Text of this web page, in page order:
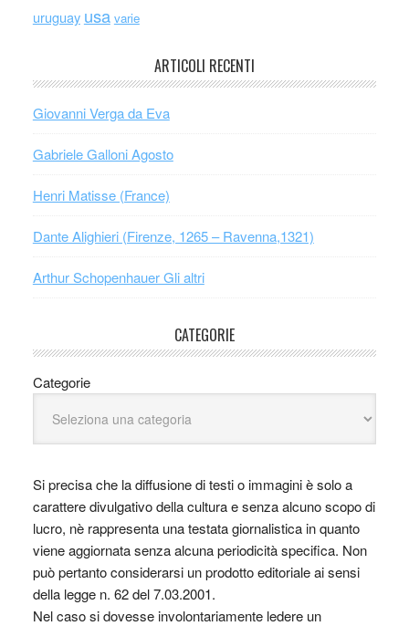
uruguay usa varie
ARTICOLI RECENTI
Giovanni Verga da Eva
Gabriele Galloni Agosto
Henri Matisse (France)
Dante Alighieri (Firenze, 1265 – Ravenna,1321)
Arthur Schopenhauer Gli altri
CATEGORIE
Categorie
Si precisa che la diffusione di testi o immagini è solo a
carattere divulgativo della cultura e senza alcuno scopo di
lucro, nè rappresenta una testata giornalistica in quanto
viene aggiornata senza alcuna periodicità specifica. Non
può pertanto considerarsi un prodotto editoriale ai sensi
della legge n. 62 del 7.03.2001.
Nel caso si dovesse involontariamente ledere un